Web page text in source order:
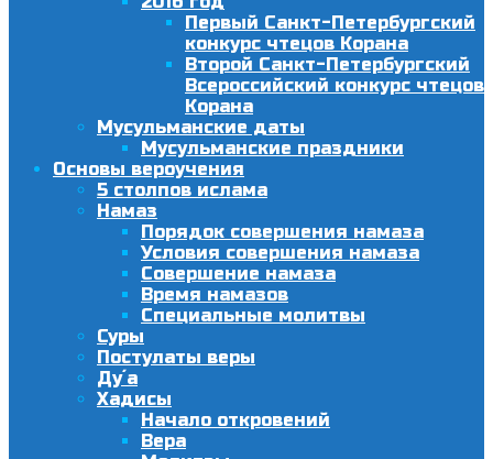
Первый Санкт-Петербургский
конкурс чтецов Корана
Второй Санкт-Петербургский
Всероссийский конкурс чтецов
Корана
Мусульманские даты
Мусульманские праздники
Основы вероучения
5 столпов ислама
Намаз
Порядок совершения намаза
Условия совершения намаза
Совершение намаза
Время намазов
Специальные молитвы
Суры
Постулаты веры
Ду´а
Хадисы
Начало откровений
Вера